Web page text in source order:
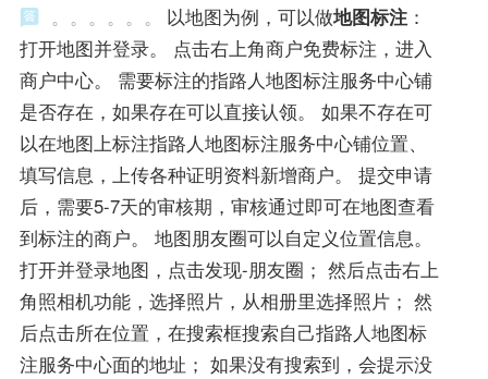
。。。。。。
以地图为例，可以做地图标注：
打开地图并登录。 点击右上角商户免费标注，进入
商户中心。 需要标注的指路人地图标注服务中心铺
是否存在，如果存在可以直接认领。 如果不存在可
以在地图上标注指路人地图标注服务中心铺位置、
填写信息，上传各种证明资料新增商户。 提交申请
后，需要5-7天的审核期，审核通过即可在地图查看
到标注的商户。 地图朋友圈可以自定义位置信息。
打开并登录地图，点击发现-朋友圈； 然后点击右上
角照相机功能，选择照片，从相册里选择照片； 然
后点击所在位置，在搜索框搜索自己指路人地图标
注服务中心面的地址； 如果没有搜索到，会提示没